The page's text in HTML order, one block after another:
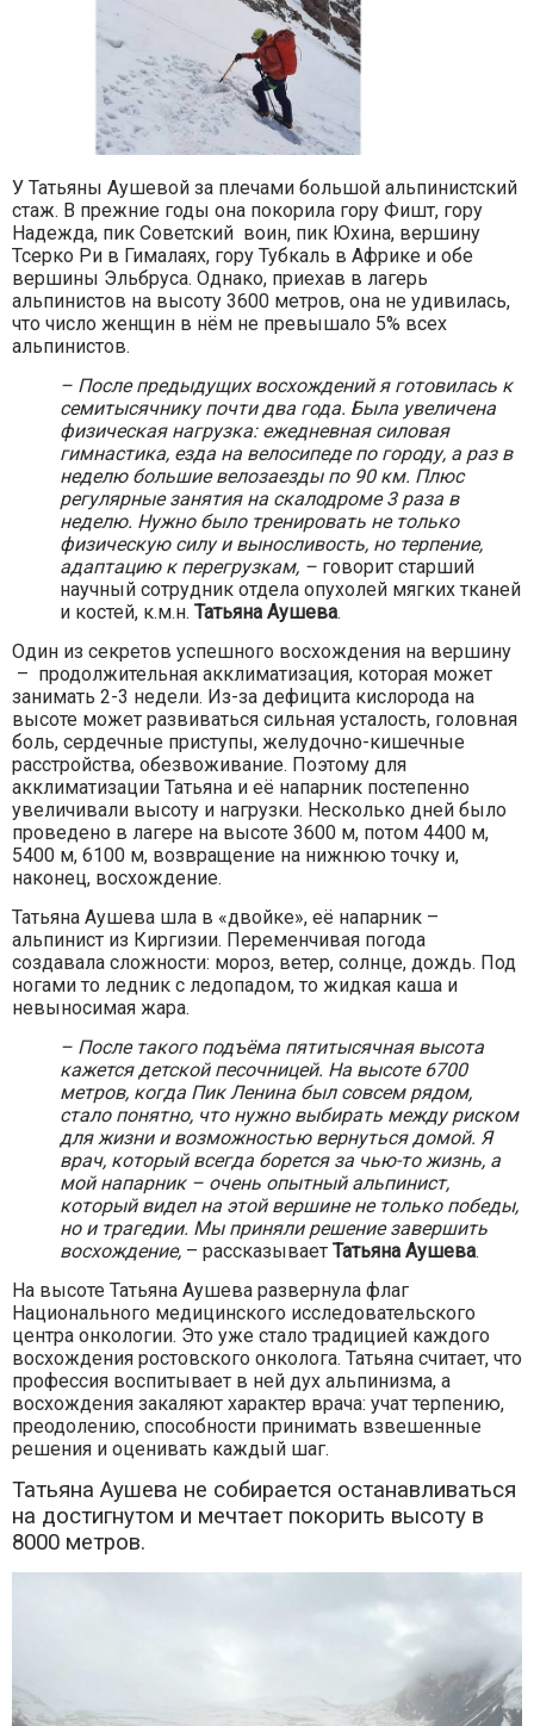
У Татьяны Аушевой за плечами большой альпинистский
стаж. В прежние годы она покорила гору Фишт, гору
Надежда, пик Советский воин, пик Юхина, вершину
Тсерко Ри в Гималаях, гору Тубкаль в Африке и обе
вершины Эльбруса. Однако, приехав в лагерь
альпинистов на высоту 3600 метров, она не удивилась,
что число женщин в нём не превышало 5% всех
альпинистов.
– После предыдущих восхождений я готовилась к
семитысячнику почти два года. Была увеличена
физическая нагрузка: ежедневная силовая
гимнастика, езда на велосипеде по городу, а раз в
неделю большие велозаезды по 90 км. Плюс
регулярные занятия на скалодроме 3 раза в
неделю. Нужно было тренировать не только
физическую силу и выносливость, но терпение,
адаптацию к перегрузкам, – говорит старший
научный сотрудник отдела опухолей мягких тканей
и костей, к.м.н. Татьяна Аушева.
Один из секретов успешного восхождения на вершину
– продолжительная акклиматизация, которая может
занимать 2-3 недели. Из-за дефицита кислорода на
высоте может развиваться сильная усталость, головная
боль, сердечные приступы, желудочно-кишечные
расстройства, обезвоживание. Поэтому для
акклиматизации Татьяна и её напарник постепенно
увеличивали высоту и нагрузки. Несколько дней было
проведено в лагере на высоте 3600 м, потом 4400 м,
5400 м, 6100 м, возвращение на нижнюю точку и,
наконец, восхождение.
Татьяна Аушева шла в «двойке», её напарник –
альпинист из Киргизии. Переменчивая погода
создавала сложности: мороз, ветер, солнце, дождь. Под
ногами то ледник с ледопадом, то жидкая каша и
невыносимая жара.
– После такого подъёма пятитысячная высота
кажется детской песочницей. На высоте 6700
метров, когда Пик Ленина был совсем рядом,
стало понятно, что нужно выбирать между риском
для жизни и возможностью вернуться домой. Я
врач, который всегда борется за чью-то жизнь, а
мой напарник – очень опытный альпинист,
который видел на этой вершине не только победы,
но и трагедии. Мы приняли решение завершить
восхождение, – рассказывает Татьяна Аушева.
На высоте Татьяна Аушева развернула флаг
Национального медицинского исследовательского
центра онкологии. Это уже стало традицией каждого
восхождения ростовского онколога. Татьяна считает, что
профессия воспитывает в ней дух альпинизма, а
восхождения закаляют характер врача: учат терпению,
преодолению, способности принимать взвешенные
решения и оценивать каждый шаг.
Татьяна Аушева не собирается останавливаться
на достигнутом и мечтает покорить высоту в
8000 метров.